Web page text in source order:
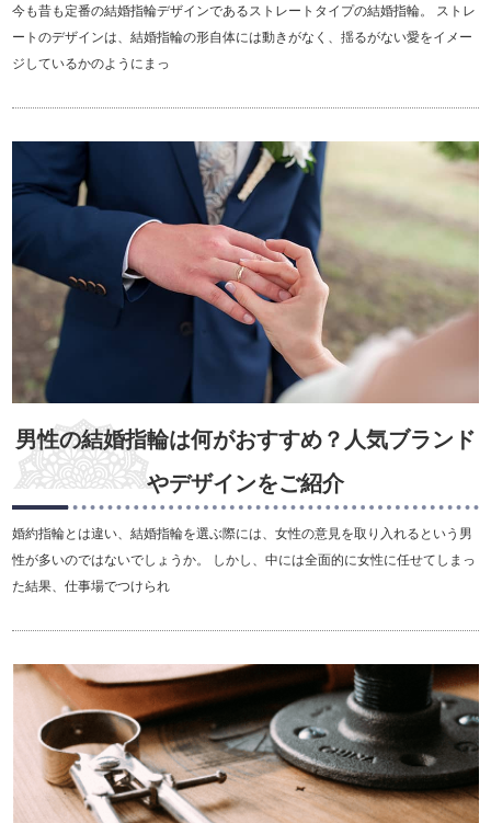
今も昔も定番の結婚指輪デザインであるストレートタイプの結婚指輪。 ストレ
ートのデザインは、結婚指輪の形自体には動きがなく、揺るがない愛をイメー
ジしているかのようにまっ
男性の結婚指輪は何がおすすめ？人気ブランド
やデザインをご紹介
婚約指輪とは違い、結婚指輪を選ぶ際には、女性の意見を取り入れるという男
性が多いのではないでしょうか。 しかし、中には全面的に女性に任せてしまっ
た結果、仕事場でつけられ